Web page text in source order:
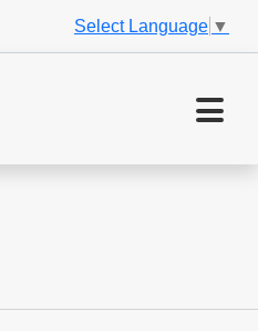
Select Language ▼